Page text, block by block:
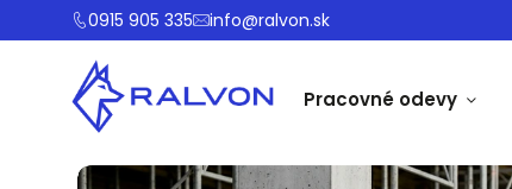
0915 905 335 info@ralvon.sk
Pracovné odevy